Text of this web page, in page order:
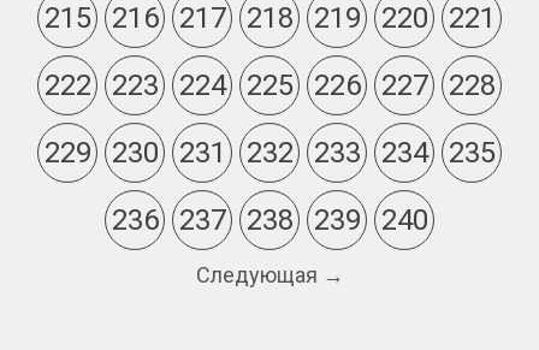
215
216 217 218 219 220
221
222
223 224 225 226 227
228
229
230 231 232 233 234
235
236
237 238 239 240
Следующая →